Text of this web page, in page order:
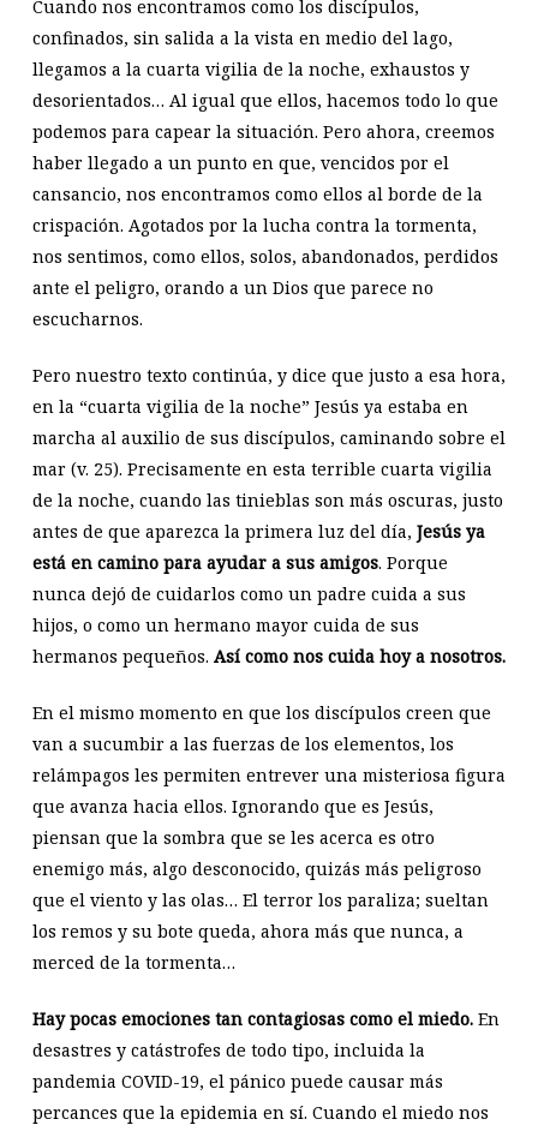
Cuando nos encontramos como los discípulos,
confinados, sin salida a la vista en medio del lago,
llegamos a la cuarta vigilia de la noche, exhaustos y
desorientados… Al igual que ellos, hacemos todo lo que
podemos para capear la situación. Pero ahora, creemos
haber llegado a un punto en que, vencidos por el
cansancio, nos encontramos como ellos al borde de la
crispación. Agotados por la lucha contra la tormenta,
nos sentimos, como ellos, solos, abandonados, perdidos
ante el peligro, orando a un Dios que parece no
escucharnos.
Pero nuestro texto continúa, y dice que justo a esa hora,
en la “cuarta vigilia de la noche” Jesús ya estaba en
marcha al auxilio de sus discípulos, caminando sobre el
mar (v. 25). Precisamente en esta terrible cuarta vigilia
de la noche, cuando las tinieblas son más oscuras, justo
antes de que aparezca la primera luz del día, Jesús ya
está en camino para ayudar a sus amigos. Porque
nunca dejó de cuidarlos como un padre cuida a sus
hijos, o como un hermano mayor cuida de sus
hermanos pequeños. Así como nos cuida hoy a nosotros.
En el mismo momento en que los discípulos creen que
van a sucumbir a las fuerzas de los elementos, los
relámpagos les permiten entrever una misteriosa figura
que avanza hacia ellos. Ignorando que es Jesús,
piensan que la sombra que se les acerca es otro
enemigo más, algo desconocido, quizás más peligroso
que el viento y las olas… El terror los paraliza; sueltan
los remos y su bote queda, ahora más que nunca, a
merced de la tormenta…
Hay pocas emociones tan contagiosas como el miedo. En
desastres y catástrofes de todo tipo, incluida la
pandemia COVID-19, el pánico puede causar más
percances que la epidemia en sí. Cuando el miedo nos